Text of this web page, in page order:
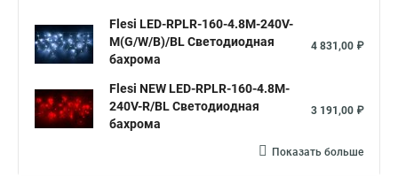
Flesi LED-RPLR-160-4.8M-240V-
M(G/W/B)/BL Светодиодная
бахрома
4 831,00 ₽
Flesi NEW LED-RPLR-160-4.8M-
240V-R/BL Светодиодная
бахрома
3 191,00 ₽
Показать больше